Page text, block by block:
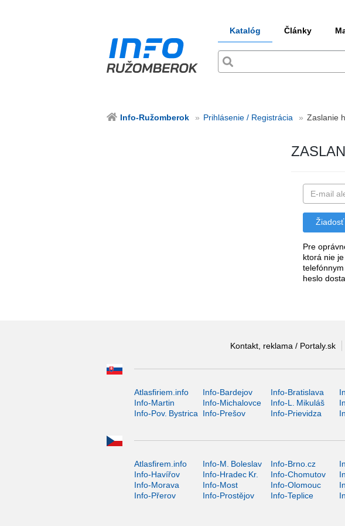
Katalóg Články
Info-Ružomberok Prihlásenie / Registrácia Zaslanie
Pre
ktorá nie
heslo
Kontakt, reklama / Portaly.sk
Atlasfiriem.info Info-Bardejov Info-Bratislava
Info-Martin
Info-Michalovce Info-L. Mikuláš
Info-Pov. Bystrica
Info-Prešov Info-Prievidza
Atlasfirem.info Info-M. Boleslav Info-Brno.cz
Info-Havířov
Info-Hradec Kr. Info-Chomutov
Info-Morava
Info-Most Info-Olomouc
Info-Přerov
Info-Prostějov Info-Teplice